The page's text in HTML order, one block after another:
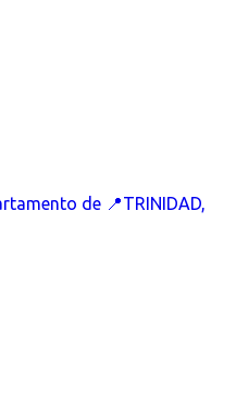
de 📍TRINIDAD,